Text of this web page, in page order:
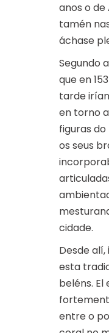
anos o
tamén
áchase
Segundo
que en
tarde
en torno
figuras
os seus
cidade.
Desde
esta
beléns.
entre o